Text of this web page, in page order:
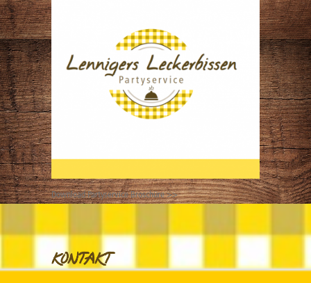
Download Partyservice Broschüre >>
KONTAKT